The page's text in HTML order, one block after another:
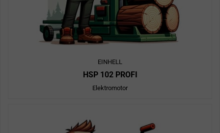
EINHELL
HSP 102 PROFI
Elektromotor